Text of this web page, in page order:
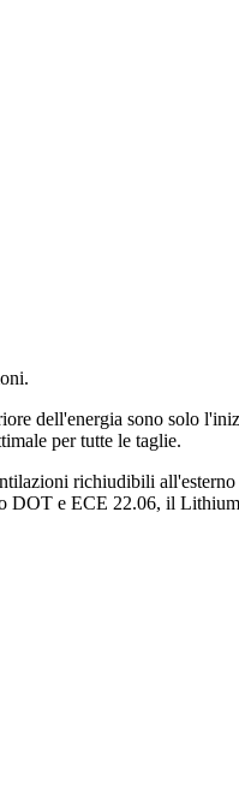
dell'energia sono solo
per tutte le taglie.
richiudibili
e ECE 22.06, il Lithium